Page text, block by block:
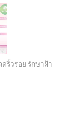
ดริ้วรอย รักษาฝ้า